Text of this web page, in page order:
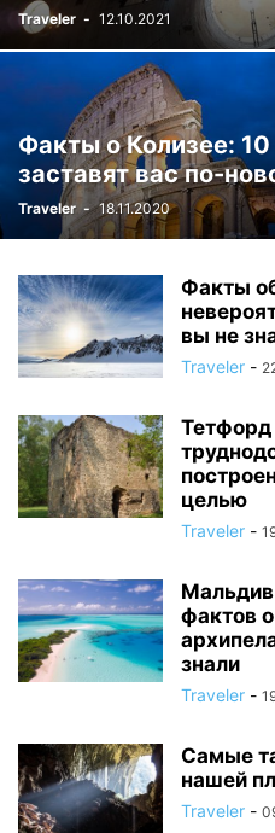
Traveler - 12.10.2021
Факты о Колизее:
заставят вас по-
Traveler - 18.11.2020
Факты
вы не
Traveler -
целью
Traveler -
фактов
знали
Traveler -
Самые
нашей
Traveler -